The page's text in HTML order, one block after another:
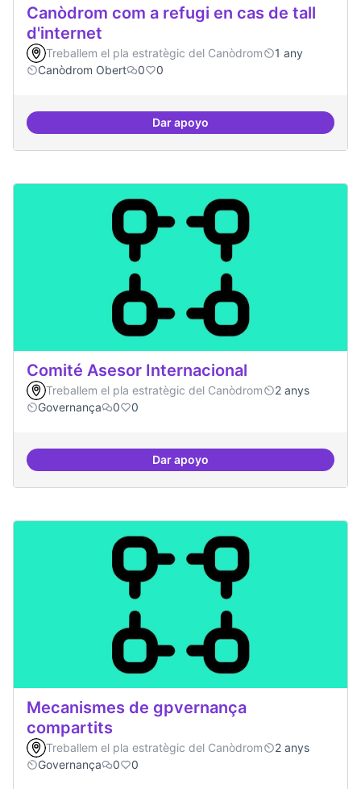
Canòdrom com a refugi en cas de tall
d'internet
Treballem el pla estratègic del Canòdrom
1 any
Canòdrom Obert
0 0
Dar apoyoCanòdrom com a refugi en cas
Comité Asesor Internacional
Treballem el pla estratègic del Canòdrom
2 anys
Governança
0 0
Dar apoyoComité Asesor Internacional
Mecanismes de gpvernança
compartits
Treballem el pla estratègic del Canòdrom
2 anys
Governança
0 0